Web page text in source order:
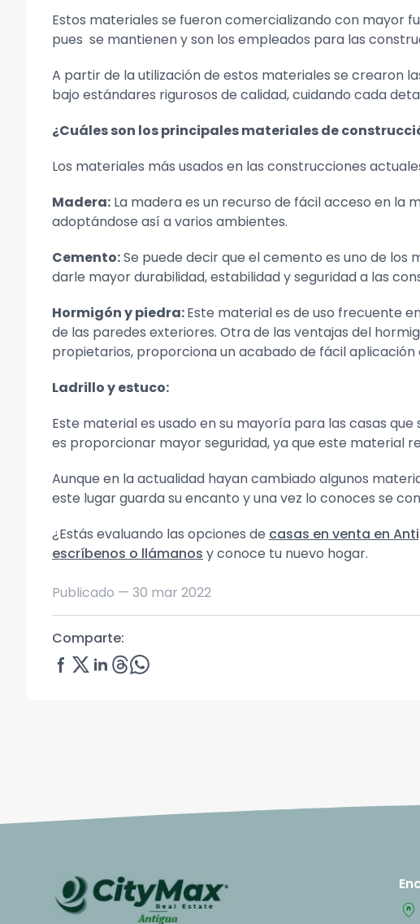
Estos materiales se fueron comercializando con mayor
pues se mantienen y son los empleados para las
A partir de la utilización de estos materiales se crearon
bajo estándares rigurosos de calidad, cuidando cada
¿Cuáles son los principales materiales de
Los materiales más usados en las construcciones
Madera: La madera es un recurso de fácil acceso en
adoptándose así a varios ambientes.
Cemento:Se puede decir que el cemento es uno de
darle mayor durabilidad, estabilidad y seguridad a las
Hormigón y piedra:Este material es de uso frecuente
de las paredes exteriores. Otra de las ventajas del
propietarios, proporciona un acabado de fácil
Ladrillo y estuco:
Este material es usado en su mayoría para las casas
es proporcionar mayor seguridad, ya que este material
Aunque en la actualidad hayan cambiado algunos
este lugar guarda su encanto y una vez lo conoces se
¿Estás evaluando las opciones de casas en venta en
escríbenos o llámanos y conoce tu nuevo hogar.
Publicado — 30 mar 2022
Comparte:
home_pin